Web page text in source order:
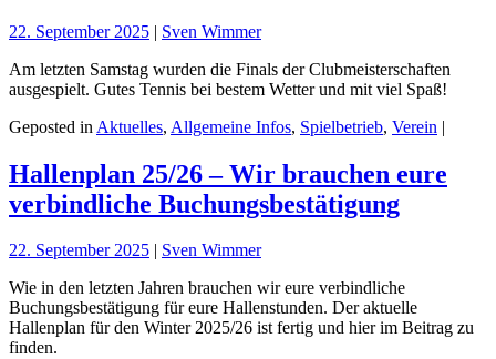
22. September 2025 | Sven Wimmer
Am letzten Samstag wurden die Finals der Clubmeisterschaften
ausgespielt. Gutes Tennis bei bestem Wetter und mit viel Spaß!
Geposted in Aktuelles, Allgemeine Infos, Spielbetrieb, Verein |
Hallenplan 25/26 – Wir brauchen eure
verbindliche Buchungsbestätigung
22. September 2025 | Sven Wimmer
Wie in den letzten Jahren brauchen wir eure verbindliche
Buchungsbestätigung für eure Hallenstunden. Der aktuelle
Hallenplan für den Winter 2025/26 ist fertig und hier im Beitrag zu
finden.